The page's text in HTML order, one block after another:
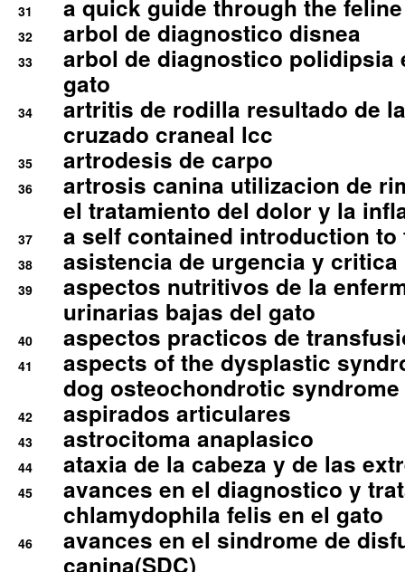
31 a quick guide through the
32 arbol de diagnostico disnea
33
arbol de diagnostico polidipsia
gato
34
artritis de rodilla resultado de
cruzado craneal lcc
35 artrodesis de carpo
36
artrosis canina utilizacion de
el tratamiento del dolor y la
37 a self contained introduction
38 asistencia de urgencia y
39
aspectos nutritivos de la
urinarias bajas del gato
40 aspectos practicos de
41
aspects of the dysplastic
dog osteochondrotic syndrome
42 aspirados articulares
43 astrocitoma anaplasico
44 ataxia de la cabeza y de las
45
avances en el diagnostico y
chlamydophila felis en el gato
46
avances en el sindrome de
canina(SDC)